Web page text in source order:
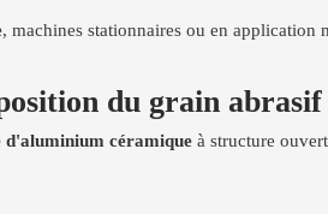
, machines stationnaires ou en application
du grain abrasif
d'aluminium céramique à structure